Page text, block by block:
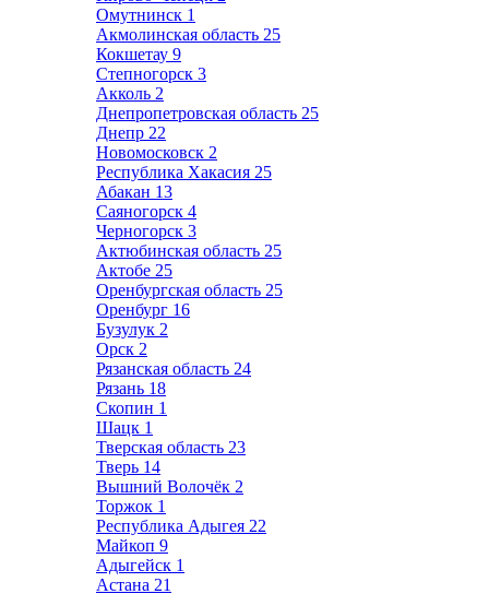
Омутнинск 1
Акмолинская область 25
Кокшетау 9
Степногорск 3
Акколь 2
Днепропетровская область 25
Днепр 22
Новомосковск 2
Республика Хакасия 25
Абакан 13
Саяногорск 4
Черногорск 3
Актюбинская область 25
Актобе 25
Оренбургская область 25
Оренбург 16
Бузулук 2
Орск 2
Рязанская область 24
Рязань 18
Скопин 1
Шацк 1
Тверская область 23
Тверь 14
Вышний Волочёк 2
Торжок 1
Республика Адыгея 22
Майкоп 9
Адыгейск 1
Астана 21